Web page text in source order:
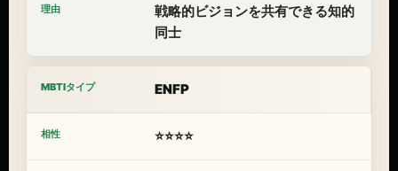
戦略的ビジョンを共有できる知的
同士
ENFP
⭐⭐⭐⭐